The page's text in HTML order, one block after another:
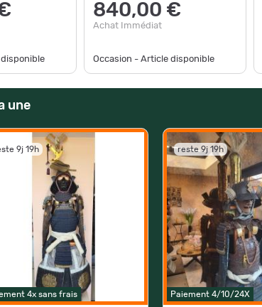
840,00 €
Achat Immédiat
Occasion - Article disponible
une
9j 19h
4x sans frais
reste 9j 19h
Paiement 4/10/24X